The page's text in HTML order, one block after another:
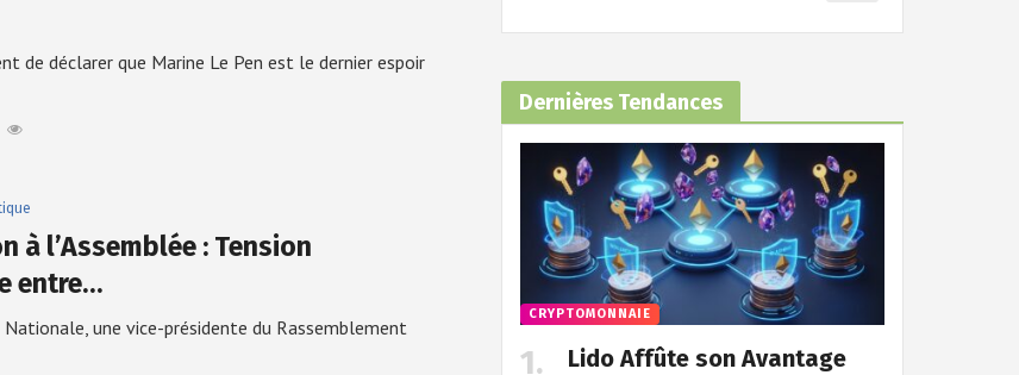
de déclarer que Marine Le Pen est le dernier espoir
à l’Assemblée : Tension
entre…
Nationale, une vice-présidente du Rassemblement
Dernières Tendances
CRYPTOMONNAIE
Lido Affûte son Avantage